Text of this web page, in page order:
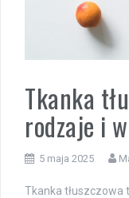
Tkanka
rodzaje i
5 maja 2025
Tkanka tłuszczowa